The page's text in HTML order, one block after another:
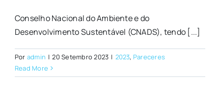
Conselho Nacional do Ambiente e do
Desenvolvimento Sustentável (CNADS), tendo [...]
Por admin | 20 Setembro 2023 | 2023, Pareceres
Read More